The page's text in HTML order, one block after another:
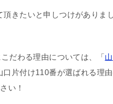
きたいと申しつけがありま
だわる理由については、「
口片付け110番が選ばれる理由
い！